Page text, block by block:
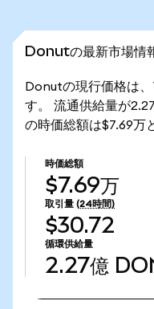
Donutの最新市場情
Donutの現行価格は
す。 流通供給量が
の時価総額は$7.69万
時価総額
$7.69万
取引量 (24時間)
$30.72
循環供給量
2.27億